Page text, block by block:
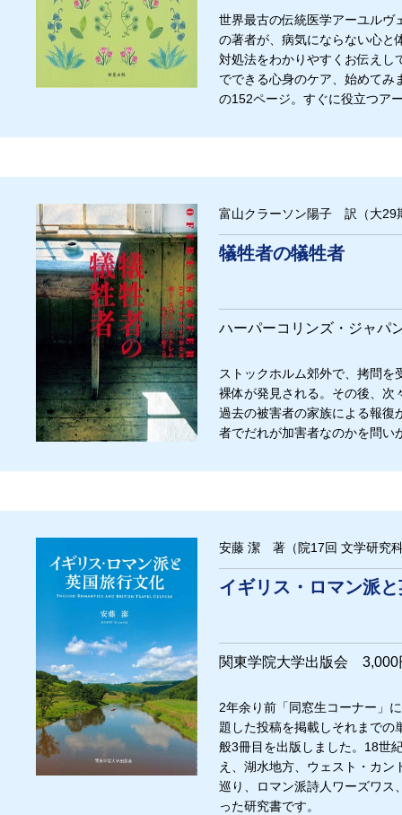
世界最古の伝統医学アーユルヴ
の著者が、病気にならない心と
対処法をわかりやすくお伝えし
でできる心身のケア、始めてみ
の152ページ。すぐに役立つア
富山クラーソン陽子 訳（大29
犠牲者の犠牲者
ハーパーコリンズ・ジャ
ストックホルム郊外で、拷問
裸体が発見される。その後、次
過去の被害者の家族による報復
者でだれが加害者なのかを問い
安藤 潔 著（院17回 文学研究
イギリス・ロマン派
関東学院大学出版会 3,000
2年余り前「同窓生コーナー」
題した投稿を掲載しそれまでの
般3冊目を出版しました。18世
え、湖水地方、ウェスト・カ
巡り、ロマン派詩人ワーズワス
った研究書です。